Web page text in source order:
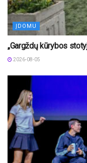
ĮDOMU
„Gargždų kūrybos
2026-08-05